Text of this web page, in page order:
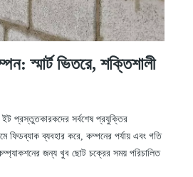
স্মার্ট ভিতরে, শক্তিশালী
ইট প্রস্তুতকারকদের সর্বশেষ প্রযুক্তির
ফিডব্যাক ব্যবহার করে, কম্পনের পর্যায় এবং গতি
জন্য খুব ছোট চক্রের সময় পরিচালিত